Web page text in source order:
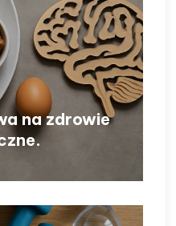
na zdrowie